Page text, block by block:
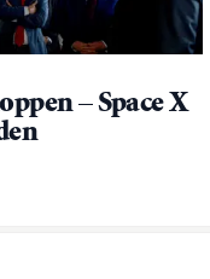
– Space X